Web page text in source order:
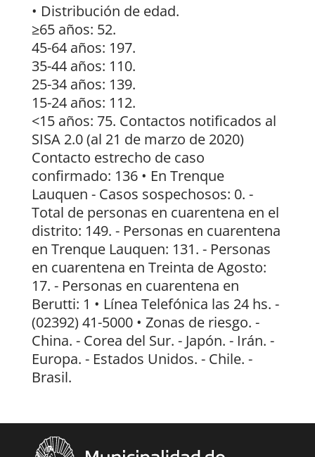
• Distribución de edad.
≥65 años: 52.
45-64 años: 197.
35-44 años: 110.
25-34 años: 139.
15-24 años: 112.
<15 años: 75. Contactos notificados al
SISA 2.0 (al 21 de marzo de 2020)
Contacto estrecho de caso
confirmado: 136 • En Trenque
Lauquen - Casos sospechosos: 0. -
Total de personas en cuarentena en el
distrito: 149. - Personas en cuarentena
en Trenque Lauquen: 131. - Personas
en cuarentena en Treinta de Agosto:
17. - Personas en cuarentena en
Berutti: 1 • Línea Telefónica las 24 hs. -
(02392) 41-5000 • Zonas de riesgo. -
China. - Corea del Sur. - Japón. - Irán. -
Europa. - Estados Unidos. - Chile. -
Brasil.